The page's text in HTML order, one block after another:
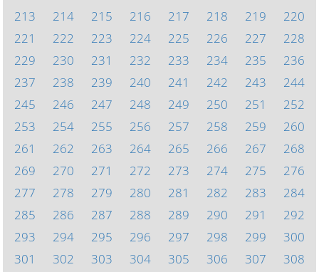
213
214 215 216 217 218 219
220
221
222 223 224 225 226 227
228
229
230 231 232 233 234 235
236
237
238 239 240 241 242 243
244
245
246 247 248 249 250 251
252
253
254 255 256 257 258 259
260
261
262 263 264 265 266 267
268
269
270 271 272 273 274 275
276
277
278 279 280 281 282 283
284
285
286 287 288 289 290 291
292
293
294 295 296 297 298 299
300
301
302 303 304 305 306 307
308